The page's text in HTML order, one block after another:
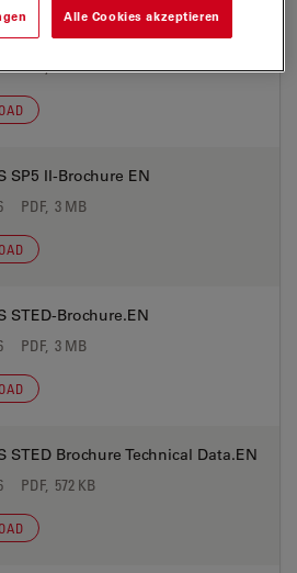
Resolution-brochure.en
PDF, 859 KB
SP5 II-Brochure EN
PDF, 3 MB
STED-Brochure.EN
PDF, 3 MB
STED Brochure Technical Data.EN
PDF, 572 KB
Alle Cookies akzeptieren